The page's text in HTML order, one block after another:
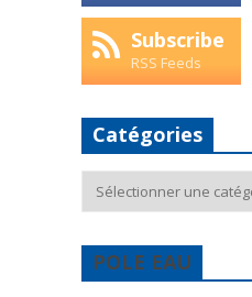
Subscribe
RSS Feeds
Catégories
POLE EAU